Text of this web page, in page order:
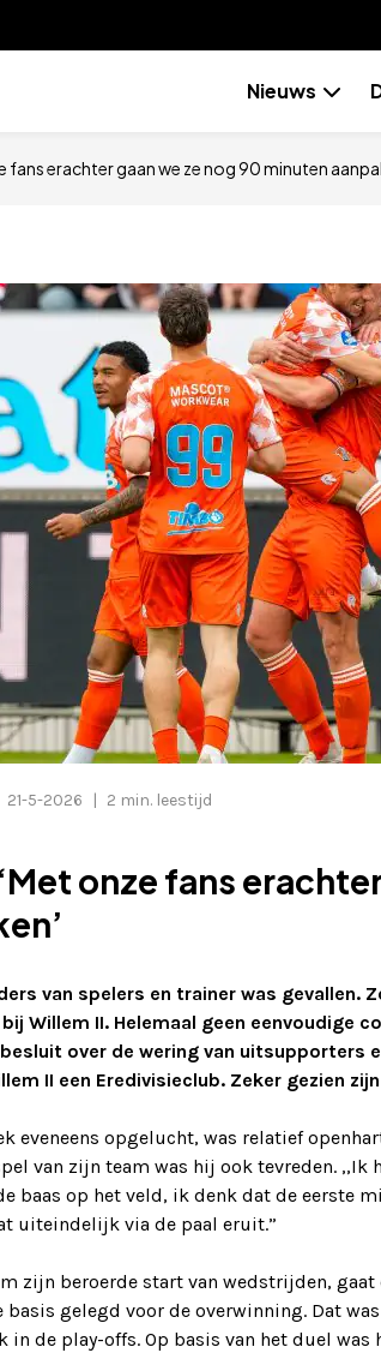
Skip
Nieuws
fans erachter gaan we ze nog 90 minuten
21-5-2026 | 2 min. leestijd
onze fans
van spelers en trainer was gevallen.
Willem II. Helemaal geen eenvoudige
over de wering van uitsupporters
II een Eredivisieclub. Zeker gezien
eveneens opgelucht, was relatief
van zijn team was hij ook tevreden.
baas op het veld, ik denk dat de eerste
uiteindelijk via de paal eruit.”
zijn beroerde start van wedstrijden,
basis gelegd voor de overwinning. Dat
de play-offs. Op basis van het duel was